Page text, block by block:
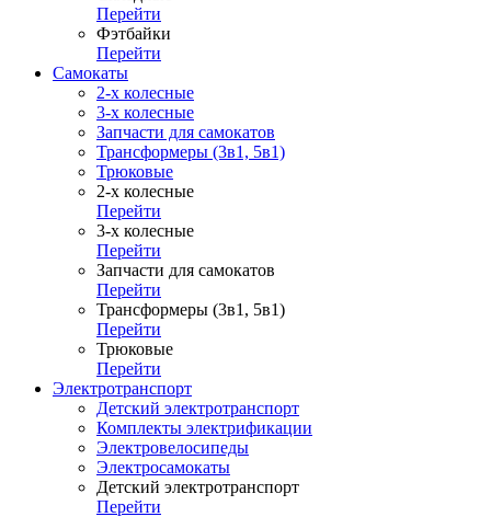
Перейти
Фэтбайки
Перейти
Самокаты
2-х колесные
3-х колесные
Запчасти для самокатов
Трансформеры (3в1, 5в1)
Трюковые
2-х колесные
Перейти
3-х колесные
Перейти
Запчасти для самокатов
Перейти
Трансформеры (3в1, 5в1)
Перейти
Трюковые
Перейти
Электротранспорт
Детский электротранспорт
Комплекты электрификации
Электровелосипеды
Электросамокаты
Детский электротранспорт
Перейти